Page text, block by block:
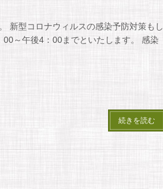
新型コロナウィルスの感染予防対策もし
～午後4：00までといたします。 感染
続きを読む